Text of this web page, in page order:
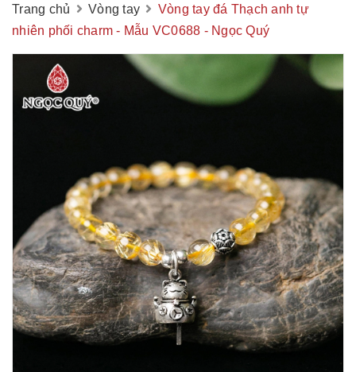
Trang chủ Vòng tay
Vòng tay đá Thạch anh tự
nhiên phối charm - Mẫu VC0688 - Ngọc Quý